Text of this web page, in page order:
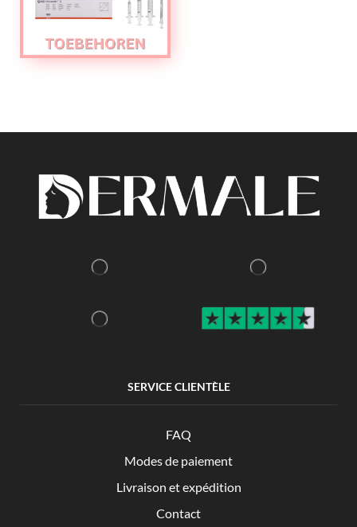
SERVICE CLIENTÈLE
FAQ
Modes de paiement
Livraison et expédition
Contact